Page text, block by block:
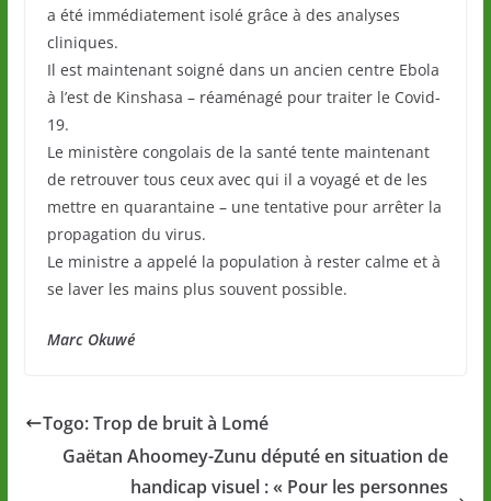
a été immédiatement isolé grâce à des analyses
cliniques.
Il est maintenant soigné dans un ancien centre Ebola
à l’est de Kinshasa – réaménagé pour traiter le Covid-
19.
Le ministère congolais de la santé tente maintenant
de retrouver tous ceux avec qui il a voyagé et de les
mettre en quarantaine – une tentative pour arrêter la
propagation du virus.
Le ministre a appelé la population à rester calme et à
se laver les mains plus souvent possible.
Marc Okuwé
Togo: Trop de bruit à Lomé
Gaëtan Ahoomey-Zunu député en situation de
handicap visuel : « Pour les personnes